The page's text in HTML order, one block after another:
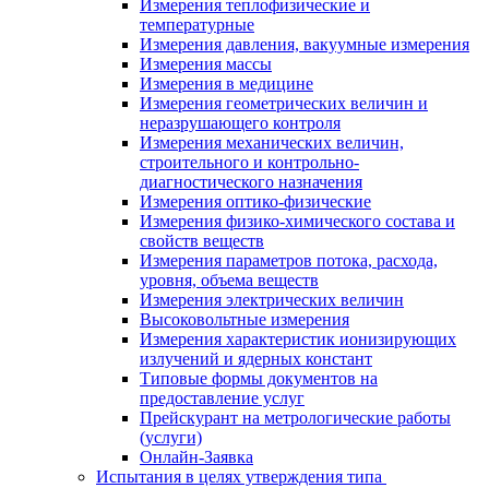
Измерения теплофизические и
температурные
Измерения давления, вакуумные измерения
Измерения массы
Измерения в медицине
Измерения геометрических величин и
неразрушающего контроля
Измерения механических величин,
строительного и контрольно-
диагностического назначения
Измерения оптико-физические
Измерения физико-химического состава и
свойств веществ
Измерения параметров потока, расхода,
уровня, объема веществ
Измерения электрических величин
Высоковольтные измерения
Измерения характеристик ионизирующих
излучений и ядерных констант
Типовые формы документов на
предоставление услуг
Прейскурант на метрологические работы
(услуги)
Онлайн-Заявка
Испытания в целях утверждения типа